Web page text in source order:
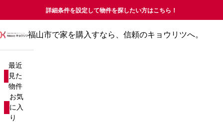
詳細条件を設定して物件を探したい方はこちら！
福山市で家を購入すなら、信頼のキョウリツへ。
最近
見た
物件
お気
に入
り